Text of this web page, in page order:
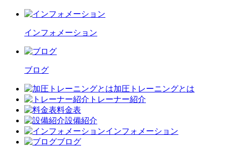
インフォメーション
ブログ
加圧トレーニングとは
トレーナー紹介
料金表
設備紹介
インフォメーション
ブログ